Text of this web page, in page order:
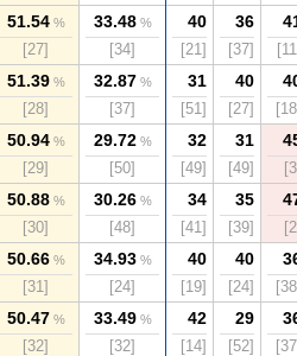
51.54%
[27]
33.48%
[34]
40
[21]
36
[37]
51.39%
[28]
32.87%
[37]
31
[51]
40
[27]
50.94%
[29]
29.72%
[50]
32
[49]
31
[49]
50.88%
[30]
30.26%
[48]
34
[41]
35
[39]
50.66%
[31]
34.93%
[24]
40
[19]
40
[24]
50.47%
[32]
33.49%
[32]
42
[14]
29
[52]